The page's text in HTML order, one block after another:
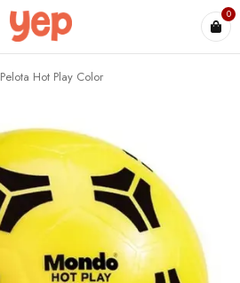
0
Pelota Hot Play Color